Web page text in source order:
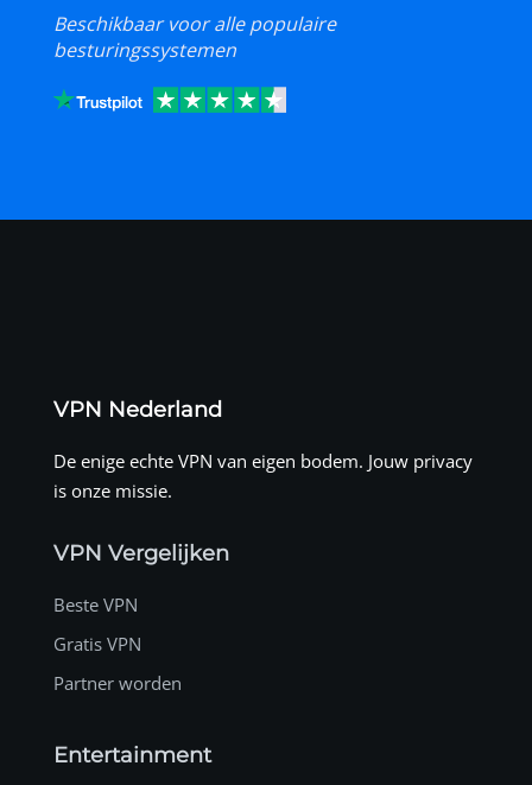
Beschikbaar voor alle populaire
besturingssystemen
VPN Nederland
De enige echte VPN van eigen bodem. Jouw privacy
is onze missie.
VPN Vergelijken
Beste VPN
Gratis VPN
Partner worden
Entertainment